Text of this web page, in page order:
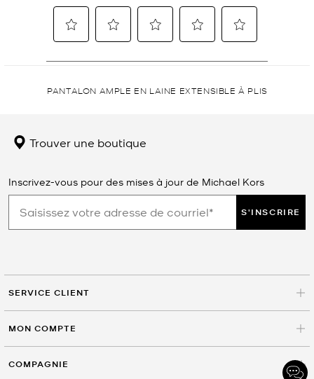
PANTALON AMPLE EN LAINE EXTENSIBLE À PLIS
Trouver une boutique
Inscrivez-vous pour des mises à jour de Michael Kors
S'INSCRIRE
SERVICE CLIENT
MON COMPTE
COMPAGNIE